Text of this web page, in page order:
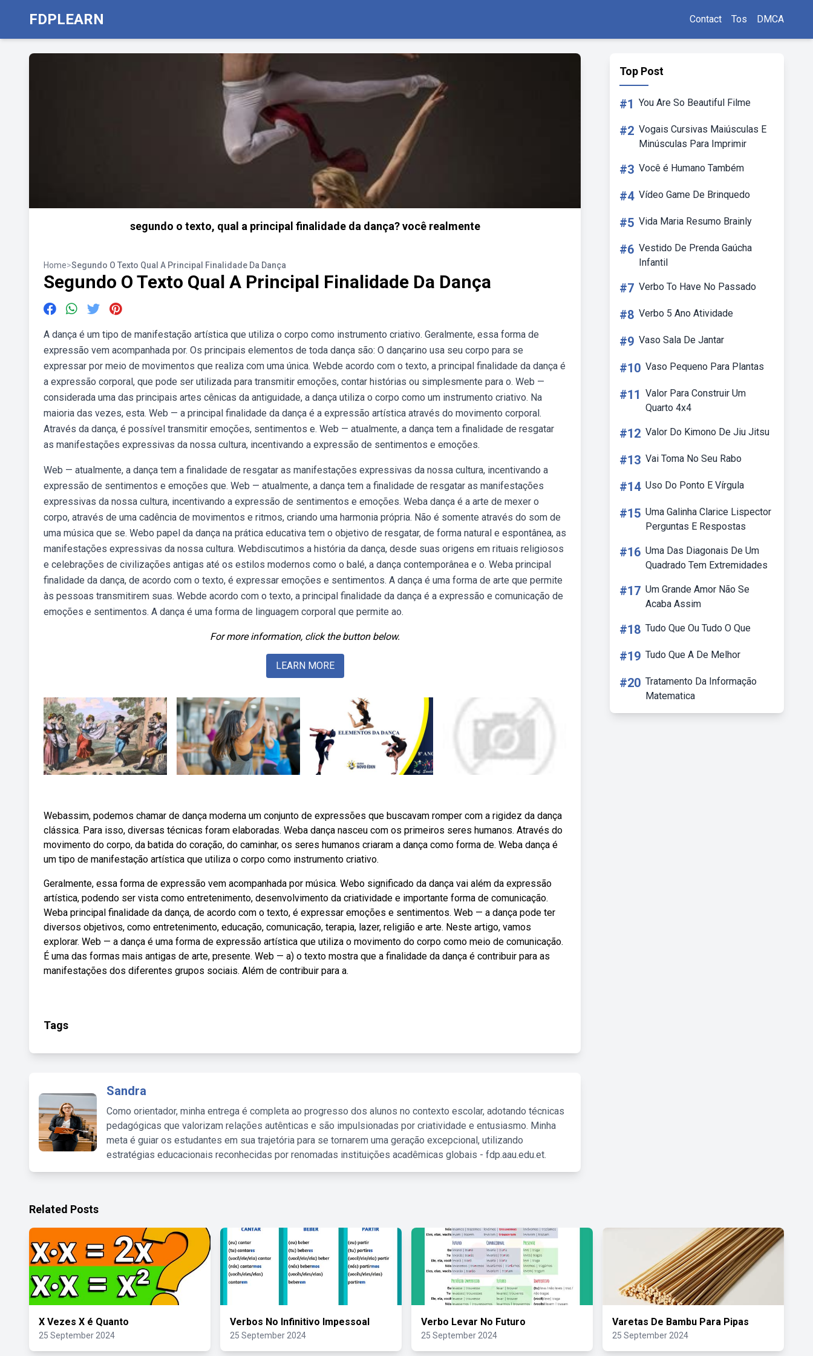
FDPLEARN Contact Tos DMCA
segundo o texto, qual a principal finalidade da dança? você realmente
Home>Segundo O Texto Qual A Principal Finalidade Da Dança
Segundo O Texto Qual A Principal Finalidade Da Dança
A dança é um tipo de manifestação artística que utiliza o corpo como instrumento criativo. Geralmente, essa forma de
expressão vem acompanhada por. Os principais elementos de toda dança são: O dançarino usa seu corpo para se
expressar por meio de movimentos que realiza com uma única. Webde acordo com o texto, a principal finalidade da dança é
a expressão corporal, que pode ser utilizada para transmitir emoções, contar histórias ou simplesmente para o. Web —
considerada uma das principais artes cênicas da antiguidade, a dança utiliza o corpo como um instrumento criativo. Na
maioria das vezes, esta. Web — a principal finalidade da dança é a expressão artística através do movimento corporal.
Através da dança, é possível transmitir emoções, sentimentos e. Web — atualmente, a dança tem a finalidade de resgatar
as manifestações expressivas da nossa cultura, incentivando a expressão de sentimentos e emoções.
Web — atualmente, a dança tem a finalidade de resgatar as manifestações expressivas da nossa cultura, incentivando a
expressão de sentimentos e emoções que. Web — atualmente, a dança tem a finalidade de resgatar as manifestações
expressivas da nossa cultura, incentivando a expressão de sentimentos e emoções. Weba dança é a arte de mexer o
corpo, através de uma cadência de movimentos e ritmos, criando uma harmonia própria. Não é somente através do som de
uma música que se. Webo papel da dança na prática educativa tem o objetivo de resgatar, de forma natural e espontânea, as
manifestações expressivas da nossa cultura. Webdiscutimos a história da dança, desde suas origens em rituais religiosos
e celebrações de civilizações antigas até os estilos modernos como o balé, a dança contemporânea e o. Weba principal
finalidade da dança, de acordo com o texto, é expressar emoções e sentimentos. A dança é uma forma de arte que permite
às pessoas transmitirem suas. Webde acordo com o texto, a principal finalidade da dança é a expressão e comunicação de
emoções e sentimentos. A dança é uma forma de linguagem corporal que permite ao.
For more information, click the button below.
LEARN MORE
Webassim, podemos chamar de dança moderna um conjunto de expressões que buscavam romper com a rigidez da dança
clássica. Para isso, diversas técnicas foram elaboradas. Weba dança nasceu com os primeiros seres humanos. Através do
movimento do corpo, da batida do coração, do caminhar, os seres humanos criaram a dança como forma de. Weba dança é
um tipo de manifestação artística que utiliza o corpo como instrumento criativo.
Geralmente, essa forma de expressão vem acompanhada por música. Webo significado da dança vai além da expressão
artística, podendo ser vista como entretenimento, desenvolvimento da criatividade e importante forma de comunicação.
Weba principal finalidade da dança, de acordo com o texto, é expressar emoções e sentimentos. Web — a dança pode ter
diversos objetivos, como entretenimento, educação, comunicação, terapia, lazer, religião e arte. Neste artigo, vamos
explorar. Web — a dança é uma forma de expressão artística que utiliza o movimento do corpo como meio de comunicação.
É uma das formas mais antigas de arte, presente. Web — a) o texto mostra que a finalidade da dança é contribuir para as
manifestações dos diferentes grupos sociais. Além de contribuir para a.
Tags
Sandra
Como orientador, minha entrega é completa ao progresso dos alunos no contexto escolar, adotando técnicas
pedagógicas que valorizam relações autênticas e são impulsionadas por criatividade e entusiasmo. Minha
meta é guiar os estudantes em sua trajetória para se tornarem uma geração excepcional, utilizando
estratégias educacionais reconhecidas por renomadas instituições acadêmicas globais - fdp.aau.edu.et.
Top Post
#1 You Are So Beautiful Filme
#2 Vogais Cursivas Maiúsculas E
Minúsculas Para Imprimir
#3 Você é Humano Também
#4 Vídeo Game De Brinquedo
#5 Vida Maria Resumo Brainly
#6 Vestido De Prenda Gaúcha
Infantil
#7 Verbo To Have No Passado
#8 Verbo 5 Ano Atividade
#9 Vaso Sala De Jantar
#10 Vaso Pequeno Para Plantas
#11 Valor Para Construir Um
Quarto 4x4
#12 Valor Do Kimono De Jiu Jitsu
#13 Vai Toma No Seu Rabo
#14 Uso Do Ponto E Vírgula
#15 Uma Galinha Clarice Lispector
Perguntas E Respostas
#16 Uma Das Diagonais De Um
Quadrado Tem Extremidades
#17 Um Grande Amor Não Se
Acaba Assim
#18 Tudo Que Ou Tudo O Que
#19 Tudo Que A De Melhor
#20 Tratamento Da Informação
Matematica
Related Posts
X Vezes X é Quanto
25 September 2024
Verbos No Infinitivo Impessoal
25 September 2024
Verbo Levar No Futuro
25 September 2024
Varetas De Bambu Para Pipas
25 September 2024